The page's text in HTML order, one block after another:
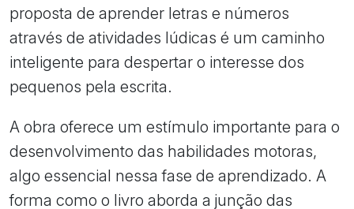
proposta de aprender letras e números
através de atividades lúdicas é um caminho
inteligente para despertar o interesse dos
pequenos pela escrita.
A obra oferece um estímulo importante para o
desenvolvimento das habilidades motoras,
algo essencial nessa fase de aprendizado. A
forma como o livro aborda a junção das